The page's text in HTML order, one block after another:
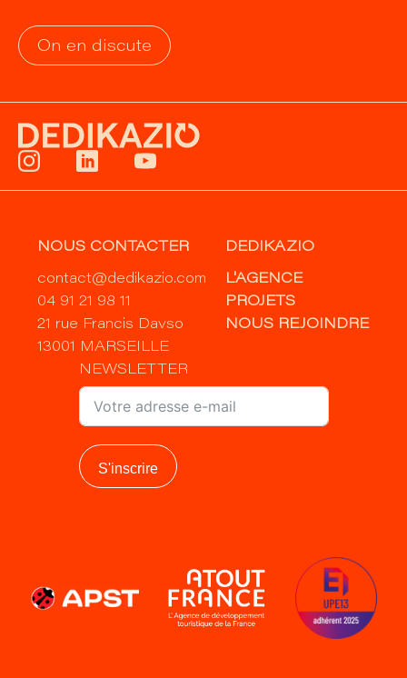
On en discute
NOUS CONTACTER
contact@dedikazio.com
04 91 21 98 11
21 rue Francis Davso
13001 MARSEILLE
DEDIKAZIO
L'AGENCE
PROJETS
NOUS REJOINDRE
NEWSLETTER
S'inscrire